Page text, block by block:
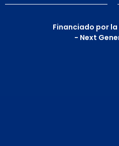
Financiado por la
- Next